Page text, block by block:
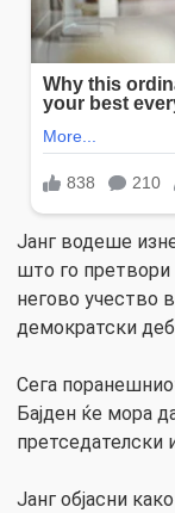
Јанг водеше
што го претвори
негово учество
демократски
Сега
Бајден ќе мора
претседателски
Јанг објасни